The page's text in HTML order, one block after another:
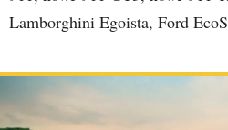
Lamborghini Egoista, Ford